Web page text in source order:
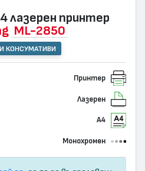
лазерен принтер
ML-2850
КОНСУМАТИВИ
Принтер
Лазерен
А4
Монохромен